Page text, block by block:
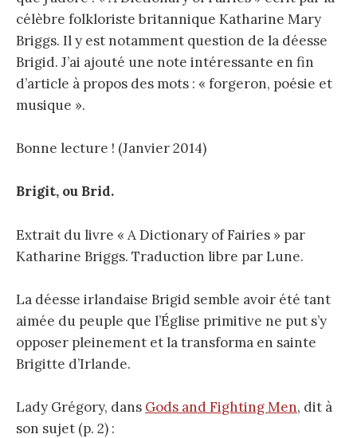
célèbre folkloriste britannique Katharine Mary
Briggs. Il y est notamment question de la déesse
Brigid. J’ai ajouté une note intéressante en fin
d’article à propos des mots : « forgeron, poésie et
musique ».
Bonne lecture ! (Janvier 2014)
Brigit, ou Brid.
Extrait du livre « A Dictionary of Fairies » par
Katharine Briggs. Traduction libre par Lune.
La déesse irlandaise Brigid semble avoir été tant
aimée du peuple que l’Église primitive ne put s’y
opposer pleinement et la transforma en sainte
Brigitte d’Irlande.
Lady Grégory, dans Gods and Fighting Men, dit à
son sujet (p. 2) :